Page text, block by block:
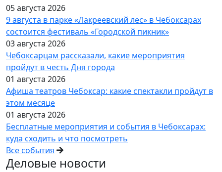
05 августа 2026
9 августа в парке «Лакреевский лес» в Чебоксарах
состоится фестиваль «Городской пикник»
03 августа 2026
Чебоксарцам рассказали, какие мероприятия
пройдут в честь Дня города
01 августа 2026
Афиша театров Чебоксар: какие спектакли пройдут в
этом месяце
01 августа 2026
Бесплатные мероприятия и события в Чебоксарах:
куда сходить и что посмотреть
Все события
Деловые новости